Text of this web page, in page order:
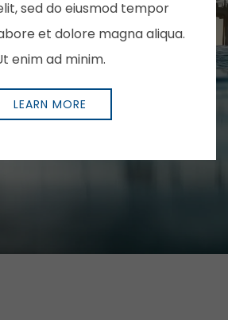
sed do eiusmod tempor
et dolore magna aliqua.
enim ad minim.
LEARN MORE